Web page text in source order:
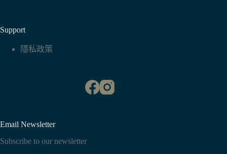
Support
隱私政策
Email Newsletter
Subscribe to our newsletter